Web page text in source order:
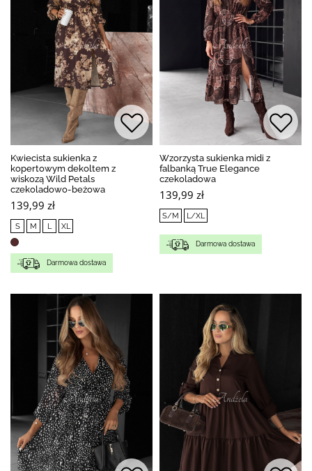
Kwiecista sukienka z
kopertowym dekoltem z
wiskozą Wild Petals
czekoladowo-beżowa
139,99 zł
S M L XL
Darmowa dostawa
Wzorzysta sukienka midi z
falbanką True Elegance
czekoladowa
139,99 zł
S/M L/XL
Darmowa dostawa